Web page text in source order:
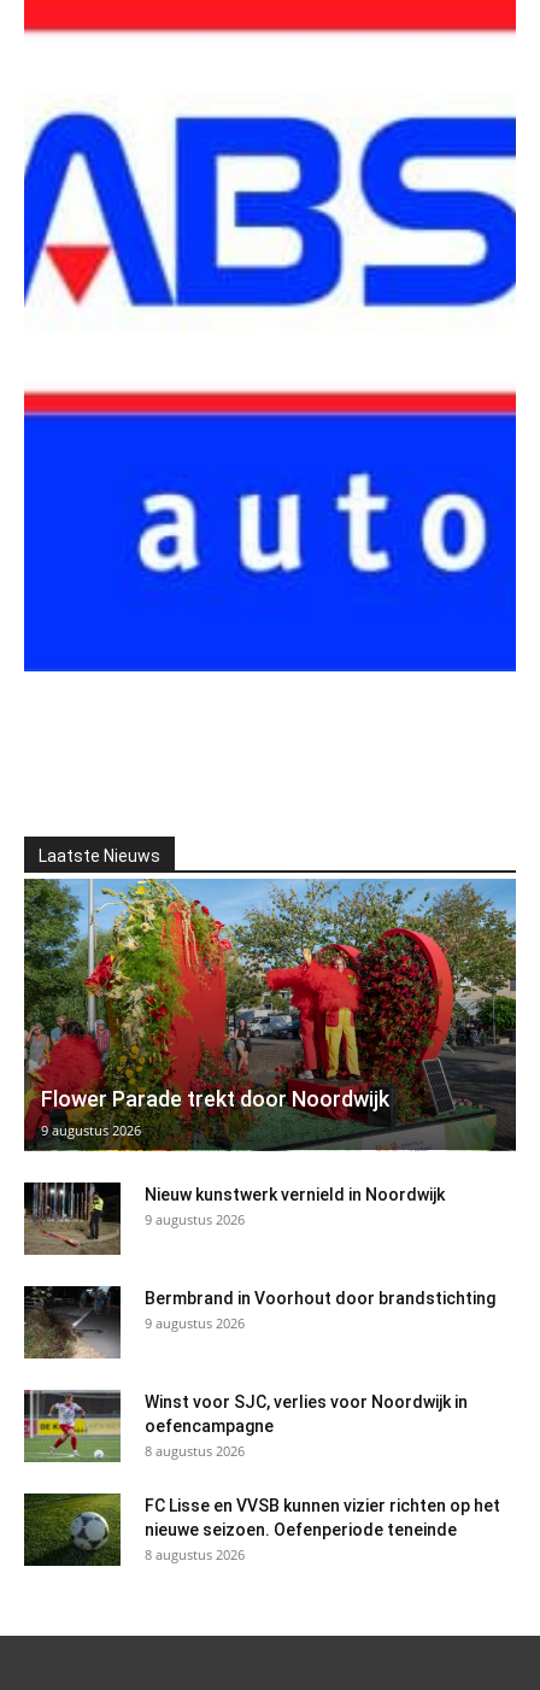
Laatste Nieuws
Flower Parade trekt door Noordwijk
9 augustus 2026
Nieuw kunstwerk vernield in Noordwijk
9 augustus 2026
Bermbrand in Voorhout door brandstichting
9 augustus 2026
Winst voor SJC, verlies voor Noordwijk in
oefencampagne
8 augustus 2026
FC Lisse en VVSB kunnen vizier richten op het
nieuwe seizoen. Oefenperiode teneinde
8 augustus 2026